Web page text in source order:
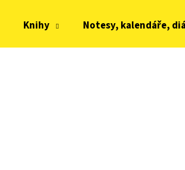
Knihy Notesy, kalendáře,